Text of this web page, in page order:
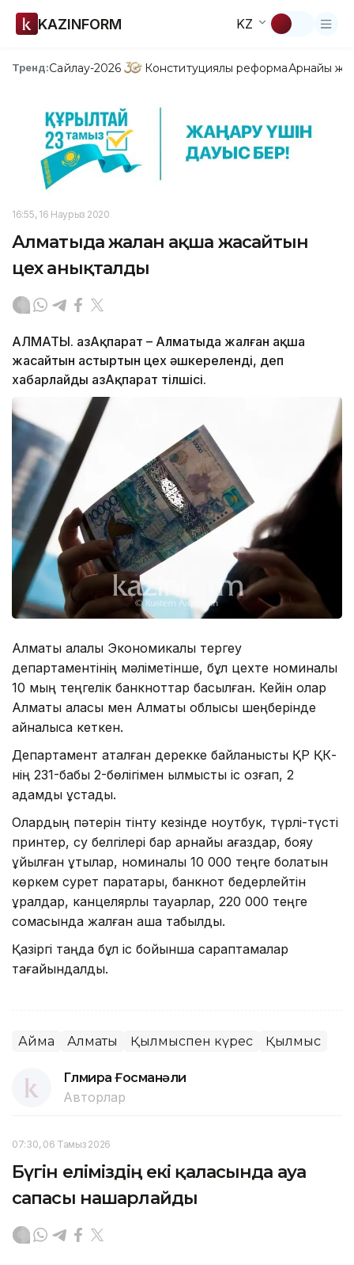
KAZINFORM KZ
Тренд:Сайлау-2026 Конституциялық реформаАрнайы
16:55, 16 Наурыз 2020
Алматыда жалған ақша жасайтын
цех анықталды
АЛМАТЫ. ҚазАқпарат – Алматыда жалған ақша
жасайтын астыртын цех әшкереленді, деп
хабарлайды ҚазАқпарат тілшісі.
Алматы қалалық Экономикалық тергеу
департаментінің мәліметінше, бұл цехте номиналы
10 мың теңгелік банкноттар басылған. Кейін олар
Алматы қаласы мен Алматы облысы шеңберінде
айналысқа кеткен.
Департамент аталған дерекке байланысты ҚР ҚК-
нің 231-бабы 2-бөлігімен қылмыстық іс қозғап, 2
адамды ұстады.
Олардың пәтерін тінту кезінде ноутбук, түрлі-түсті
принтер, су белгілері бар арнайы қағаздар, бояу
құйылған құтылар, номиналы 10 000 теңге болатын
көркем сурет парақтары, банкнот бедерлейтін
құралдар, канцелярлық тауарлар, 220 000 теңге
сомасында жалған ақша табылды.
Қазіргі таңда бұл іс бойынша сараптамалар
тағайындалды.
Аймақ Алматы Қылмыспен күрес Қылмыс
Гүлмира Ғосманәли
Авторлар
07:30, 06 Тамыз 2026
Бүгін еліміздің екі қаласында ауа
сапасы нашарлайды